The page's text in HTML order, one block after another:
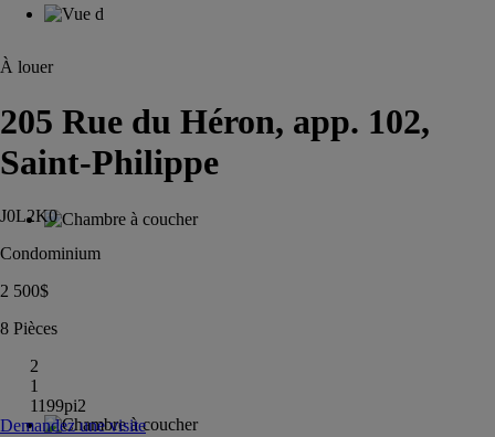
À louer
205 Rue du Héron, app. 102,
Saint-Philippe
J0L2K0
Condominium
2 500$
8 Pièces
2
1
1199pi2
Demandez une visite